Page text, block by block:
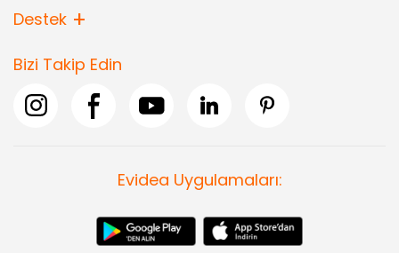
Destek
Bizi Takip Edin
Evidea Uygulamaları: